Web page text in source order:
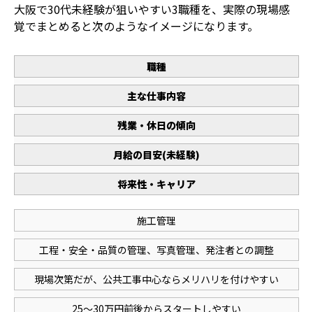
大阪で30代未経験が狙いやすい3職種を、実際の現場感
覚でまとめると次のようなイメージになります。
職種
主な仕事内容
残業・休日の傾向
月給の目安(未経験)
将来性・キャリア
施工管理
工程・安全・品質の管理、写真管理、発注者との調整
現場次第だが、公共工事中心ならメリハリを付けやすい
25〜30万円前後からスタートしやすい